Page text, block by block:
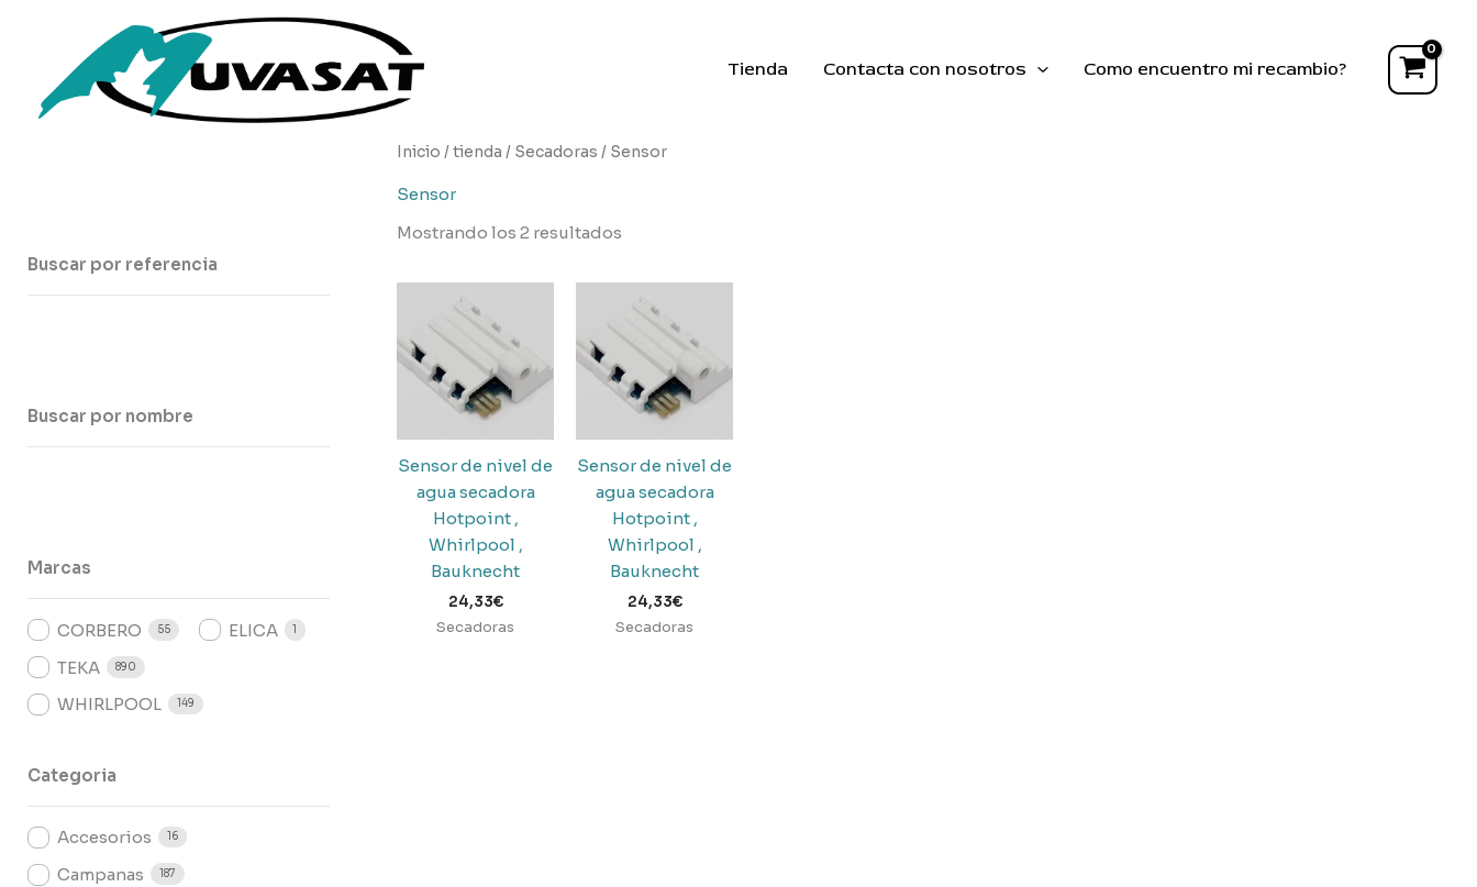
contenido
Tienda Contacta con nosotros Como encuentro mi recambio?
Buscar por referencia
Buscar por nombre
Marcas
CORBERO 55 ELICA 1
TEKA 890
WHIRLPOOL 149
Categoria
Accesorios 16
Campanas 187
Inicio /tienda / Secadoras / Sensor
Sensor
Mostrando los 2 resultados
Sensor de nivel de
agua secadora
Hotpoint ,
Whirlpool ,
Bauknecht
24,33€
Secadoras
Sensor de nivel de
agua secadora
Hotpoint ,
Whirlpool ,
Bauknecht
24,33€
Secadoras